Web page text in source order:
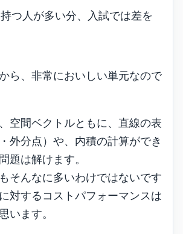
つ人が多い分、入試では差を
ら、非常においしい単元なので
空間ベクトルともに、直線の表
外分点）や、内積の計算ができ
題は解けます。
そんなに多いわけではないです
対するコストパフォーマンスは
います。